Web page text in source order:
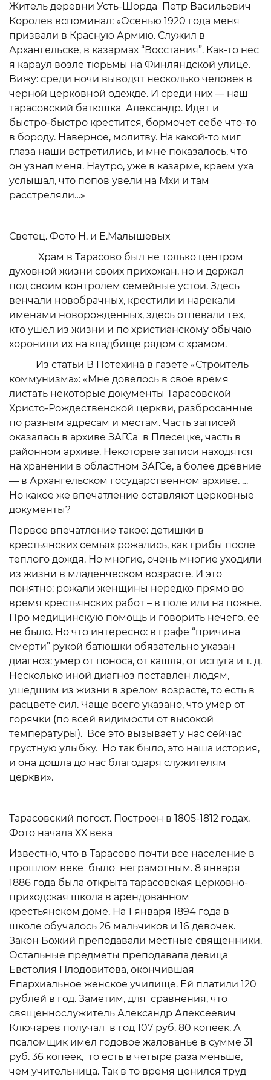
Житель деревни Усть-Шорда Петр Васильевич
Королев вспоминал: «Осенью 1920 года меня
призвали в Красную Армию. Служил в
Архангельске, в казармах “Восстания”. Как-то нес
я караул возле тюрьмы на Финляндской улице.
Вижу: среди ночи выводят несколько человек в
черной церковной одежде. И среди них — наш
тарасовский батюшка Александр. Идет и
быстро-быстро крестится, бормочет себе что-то
в бороду. Наверное, молитву. На какой-то миг
глаза наши встретились, и мне показалось, что
он узнал меня. Наутро, уже в казарме, краем уха
услышал, что попов увели на Мхи и там
расстреляли…»
Светец. Фото Н. и Е.Малышевых
Храм в Тарасово был не только центром
духовной жизни своих прихожан, но и держал
под своим контролем семейные устои. Здесь
венчали новобрачных, крестили и нарекали
именами новорожденных, здесь отпевали тех,
кто ушел из жизни и по христианскому обычаю
хоронили их на кладбище рядом с храмом.
Из статьи В Потехина в газете «Строитель
коммунизма»: «Мне довелось в свое время
листать некоторые документы Тарасовской
Христо-Рождественской церкви, разбросанные
по разным адресам и местам. Часть записей
оказалась в архиве ЗАГСа в Плесецке, часть в
районном архиве. Некоторые записи находятся
на хранении в областном ЗАГСе, а более древние
— в Архангельском государственном архиве. …
Но какое же впечатление оставляют церковные
документы?
Первое впечатление такое: детишки в
крестьянских семьях рожались, как грибы после
теплого дождя. Но многие, очень многие уходили
из жизни в младенческом возрасте. И это
понятно: рожали женщины нередко прямо во
время крестьянских работ – в поле или на пожне.
Про медицинскую помощь и говорить нечего, ее
не было. Но что интересно: в графе “причина
смерти” рукой батюшки обязательно указан
диагноз: умер от поноса, от кашля, от испуга и т. д.
Несколько иной диагноз поставлен людям,
ушедшим из жизни в зрелом возрасте, то есть в
расцвете сил. Чаще всего указано, что умер от
горячки (по всей видимости от высокой
температуры). Все это вызывает у нас сейчас
грустную улыбку. Но так было, это наша история,
и она дошла до нас благодаря служителям
церкви».
Тарасовский погост. Построен в 1805-1812 годах.
Фото начала ХХ века
Известно, что в Тарасово почти все население в
прошлом веке было неграмотным. 8 января
1886 года была открыта тарасовская церковно-
приходская школа в арендованном
крестьянском доме. На 1 января 1894 года в
школе обучалось 26 мальчиков и 16 девочек.
Закон Божий преподавали местные священники.
Остальные предметы преподавала девица
Евстолия Плодовитова, окончившая
Епархиальное женское училище. Ей платили 120
рублей в год. Заметим, для сравнения, что
священнослужитель Александр Алексеевич
Ключарев получал в год 107 руб. 80 копеек. А
псаломщик имел годовое жалованье в сумме 31
руб. 36 копеек, то есть в четыре раза меньше,
чем учительница. Так в то время ценился труд